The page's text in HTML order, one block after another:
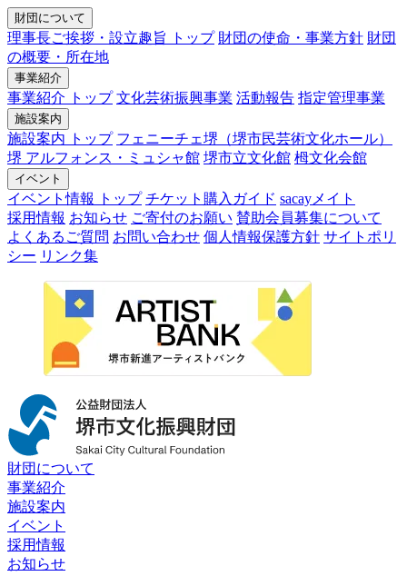
財団について
理事長ご挨拶・設立趣旨 トップ 財団の使命・事業方針 財団
の概要・所在地
事業紹介
事業紹介 トップ 文化芸術振興事業 活動報告 指定管理事業
施設案内
施設案内 トップ フェニーチェ堺（堺市民芸術文化ホール）
堺 アルフォンス・ミュシャ館 堺市立文化館 栂文化会館
イベント
イベント情報 トップ チケット購入ガイド sacayメイト
採用情報 お知らせ ご寄付のお願い 賛助会員募集について
よくあるご質問 お問い合わせ 個人情報保護方針 サイトポリ
シー リンク集
財団について
事業紹介
施設案内
イベント
採用情報
お知らせ